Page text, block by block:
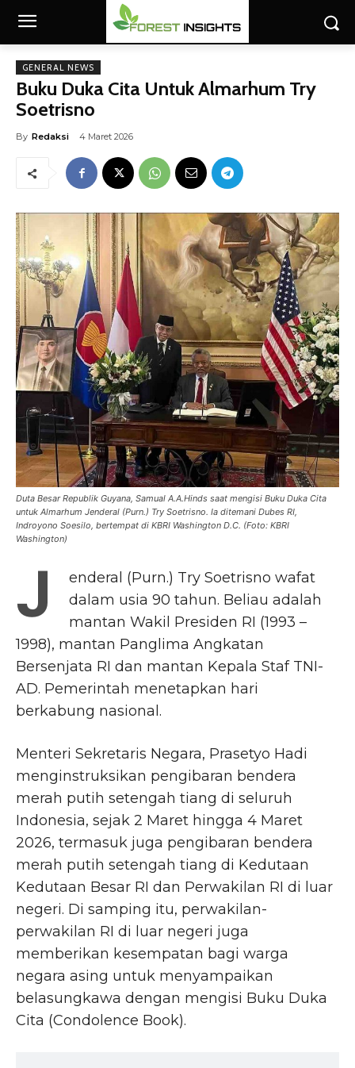
GENERAL NEWS
Buku Duka Cita Untuk Almarhum Try
Soetrisno
By Redaksi 4 Maret 2026
Duta Besar Republik Guyana, Samual A.A.Hinds saat mengisi Buku Duka Cita
untuk Almarhum Jenderal (Purn.) Try Soetrisno. Ia ditemani Dubes RI,
Indroyono Soesilo, bertempat di KBRI Washington D.C. (Foto: KBRI
Washington)
J
enderal (Purn.) Try Soetrisno wafat
dalam usia 90 tahun. Beliau adalah
mantan Wakil Presiden RI (1993 –
1998), mantan Panglima Angkatan
Bersenjata RI dan mantan Kepala Staf TNI-
AD. Pemerintah menetapkan hari
berkabung nasional.
Menteri Sekretaris Negara, Prasetyo Hadi
menginstruksikan pengibaran bendera
merah putih setengah tiang di seluruh
Indonesia, sejak 2 Maret hingga 4 Maret
2026, termasuk juga pengibaran bendera
merah putih setengah tiang di Kedutaan
Kedutaan Besar RI dan Perwakilan RI di luar
negeri. Di samping itu, perwakilan-
perwakilan RI di luar negeri juga
memberikan kesempatan bagi warga
negara asing untuk menyampaikan
belasungkawa dengan mengisi Buku Duka
Cita (Condolence Book).